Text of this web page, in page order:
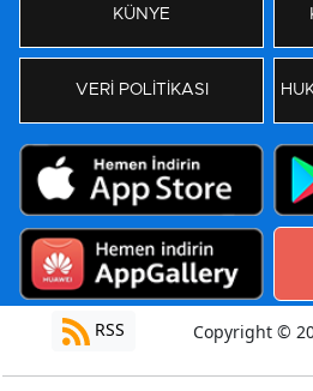
KÜNYE
VERİ POLİTİKASI
RSS Copyright ©